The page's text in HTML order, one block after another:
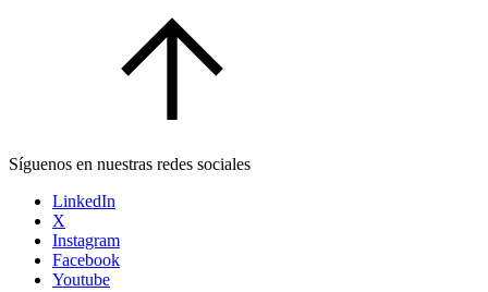
Síguenos en nuestras redes sociales
LinkedIn
X
Instagram
Facebook
Youtube